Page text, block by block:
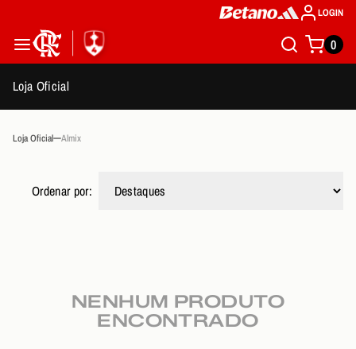
LOGIN
0
Loja Oficial
Loja Oficial Almix
Ordenar por:
NENHUM PRODUTO
ENCONTRADO